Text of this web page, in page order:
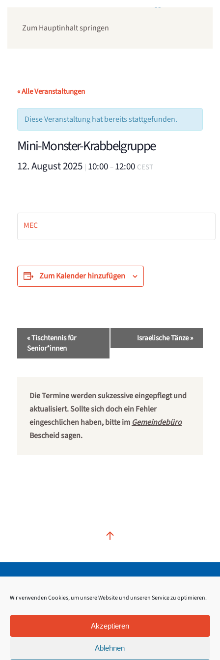
Wir verwenden Cookies, um unsere Website und unseren Service zu optimieren.
Akzeptieren
Ablehnen
Zum Hauptinhalt springen
« Alle Veranstaltungen
Diese Veranstaltung hat bereits stattgefunden.
Mini-Monster-Krabbelgruppe
12. August 2025 | 10:00 –12:00 CEST
MEC
Zum Kalender hinzufügen
Veranstaltung-
Navigation
«Tischtennis für
Senior*innen
Israelische Tänze»
Die Termine werden sukzessive eingepflegt und
aktualisiert. Sollte sich doch ein Fehler
eingeschlichen haben, bitte im Gemeindebüro
Bescheid sagen.